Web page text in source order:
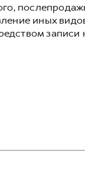
иных
записи